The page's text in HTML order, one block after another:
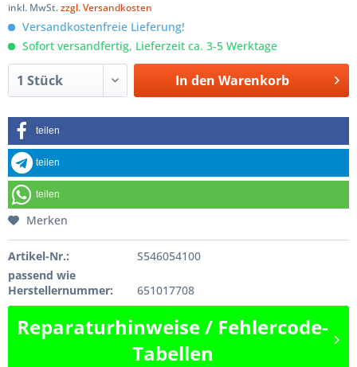
inkl. MwSt.zzgl. Versandkosten
Versandkostenfreie Lieferung!
Sofort versandfertig, Lieferzeit ca. 3-5 Werktage
In den Warenkorb
teilen
teilen
teilen
Merken
Artikel-Nr.:
S546054100
passend wie
Herstellernummer:
651017708
Reparaturhinweise / Fehlercode-
Tabellen